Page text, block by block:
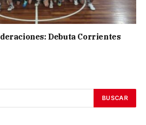
Debuta Corrientes